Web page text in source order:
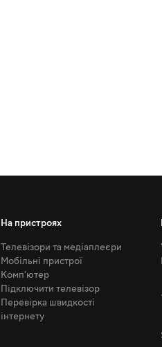
На пристроях
Телевізори та медіаплеєри
Мобільні пристрої
Комп'ютер
Підключити телевізор
Перевірка швидкості
інтернету